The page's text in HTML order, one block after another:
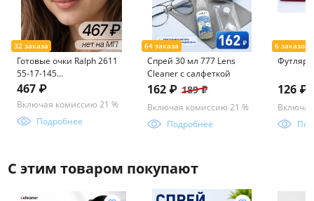
Готовые очки Ralph 2611
55-17-145
(фотохром+блюблокер)
467 ₽
Включая комиссию 21 %
Подробнее
Спрей 30 мл 777 Lens
Cleaner с салфеткой
162 ₽ 189 ₽
Включая комиссию 21 %
Подробнее
Футляр
126 ₽
С этим товаром покупают